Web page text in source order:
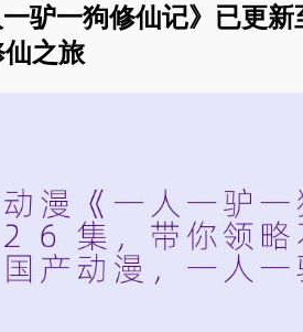
驴一狗修仙记》已更新
之旅